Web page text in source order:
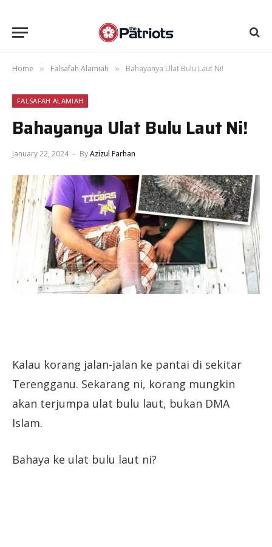
Home » Falsafah Alamiah » Bahayanya Ulat Bulu Laut Ni!
FALSAFAH ALAMIAH
Bahayanya Ulat Bulu Laut Ni!
January 22, 2024 ByAzizul Farhan
Kalau korang jalan-jalan ke pantai di sekitar
Terengganu. Sekarang ni, korang mungkin
akan terjumpa ulat bulu laut, bukan DMA
Islam.
Bahaya ke ulat bulu laut ni?